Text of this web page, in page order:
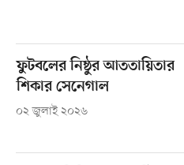
ফুটবলের নিষ্ঠুর আততায়িতার
শিকার সেনেগাল
০২ জুলাই ২০২৬